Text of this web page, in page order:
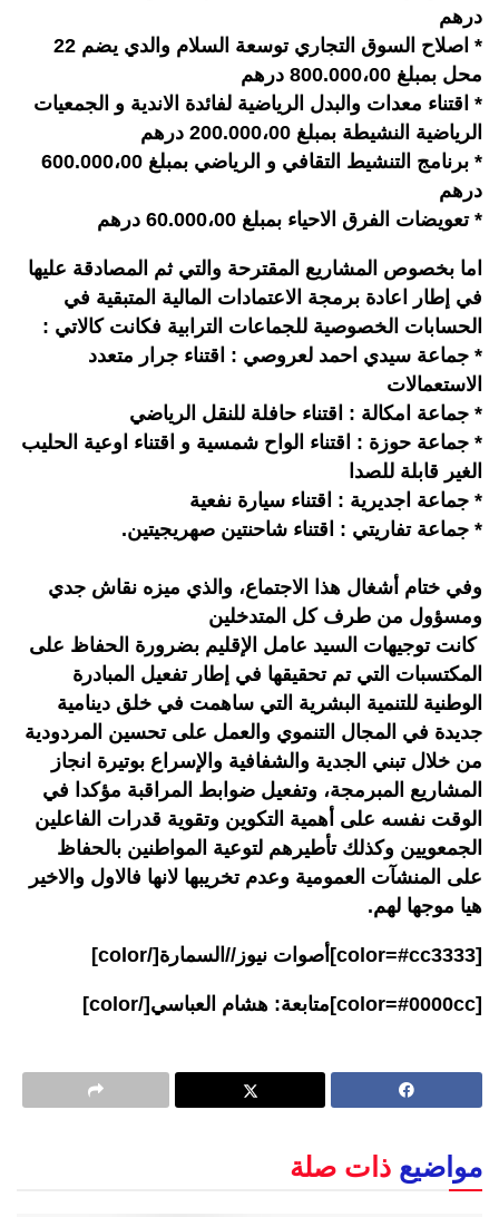
درهم
* اصلاح السوق التجاري توسعة السلام والدي يضم 22
محل بمبلغ 800.000،00 درهم
* اقتناء معدات والبدل الرياضية لفائدة الاندية و الجمعيات
الرياضية النشيطة بمبلغ 200.000،00 درهم
* برنامج التنشيط التقافي و الرياضي بمبلغ 600.000،00
درهم
* تعويضات الفرق الاحياء بمبلغ 60.000،00 درهم
اما بخصوص المشاريع المقترحة والتي ثم المصادقة عليها
في إطار اعادة برمجة الاعتمادات المالية المتبقية في
الحسابات الخصوصية للجماعات الترابية فكانت كالاتي :
* جماعة سيدي احمد لعروصي : اقتناء جرار متعدد
الاستعمالات
* جماعة امكالة : اقتناء حافلة للنقل الرياضي
* جماعة حوزة : اقتناء الواح شمسية و اقتناء اوعية الحليب
الغير قابلة للصدا
* جماعة اجديرية : اقتناء سيارة نفعية
* جماعة تفاريتي : اقتناء شاحنتين صهريجيتين.
وفي ختام أشغال هذا الاجتماع، والذي ميزه نقاش جدي
ومسؤول من طرف كل المتدخلين
كانت توجيهات السيد عامل الإقليم بضرورة الحفاظ على
المكتسبات التي تم تحقيقها في إطار تفعيل المبادرة
الوطنية للتنمية البشرية التي ساهمت في خلق دينامية
جديدة في المجال التنموي والعمل على تحسين المردودية
من خلال تبني الجدية والشفافية والإسراع بوتيرة انجاز
المشاريع المبرمجة، وتفعيل ضوابط المراقبة مؤكدا في
الوقت نفسه على أهمية التكوين وتقوية قدرات الفاعلين
الجمعويين وكذلك تأطيرهم لتوعية المواطنين بالحفاظ
على المنشآت العمومية وعدم تخريبها لانها فالاول والاخير
هيا موجها لهم.
[color=#cc3333]أصوات نيوز//السمارة[/color]
[color=#0000cc]متابعة: هشام العباسي[/color]
مواضيع ذات صلة